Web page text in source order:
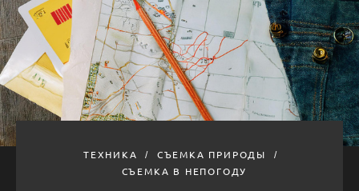
ТЕХНИКА
СЪЕМКА ПРИРОДЫ
СЪЕМКА В НЕПОГОДУ